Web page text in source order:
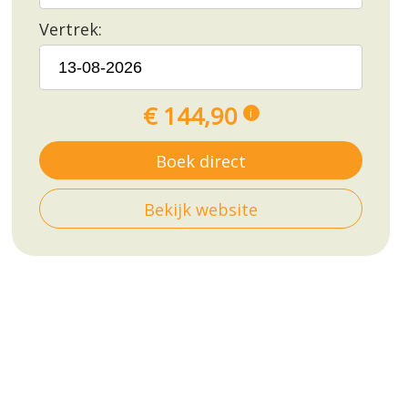
Vertrek:
€ 144,90 i
Boek direct
Bekijk website